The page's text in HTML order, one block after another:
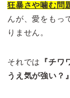
狂暴さや噛む問
んが、愛をもっ
りません。
それでは
『チ
うえ気が強い？』